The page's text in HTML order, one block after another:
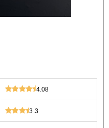
4.08
3.3